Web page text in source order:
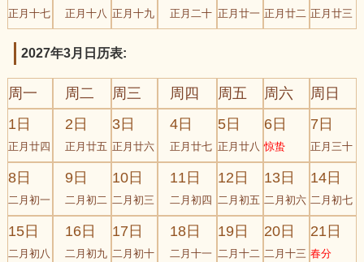
正月十七 正月十八 正月十九 正月二十 正月廿一 正月廿二 正月廿三
2027年3月日历表:
周一 周二 周三 周四 周五 周六
周日
1日
正月廿四
2日
正月廿五
3日
正月廿六
4日
正月廿七
5日
正月廿八
6日
惊蛰
7日
正月三十
8日
二月初一
9日
二月初二
10日
二月初三
11日
二月初四
12日
二月初五
13日
二月初六
14日
二月初七
15日
二月初八
16日
二月初九
17日
二月初十
18日
二月十一
19日
二月十二
20日
二月十三
21日
春分